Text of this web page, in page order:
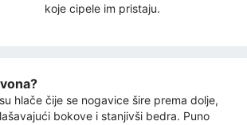
koje cipele im pristaju.
hlače čije se nogavice šire prema dolje,
bokove i stanjivši bedra. Puno